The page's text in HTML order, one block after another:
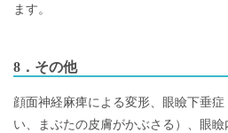
ます。
8．その他
顔面神経麻痺による変形、眼瞼下垂症
い、まぶたの皮膚がかぶさる）、眼瞼